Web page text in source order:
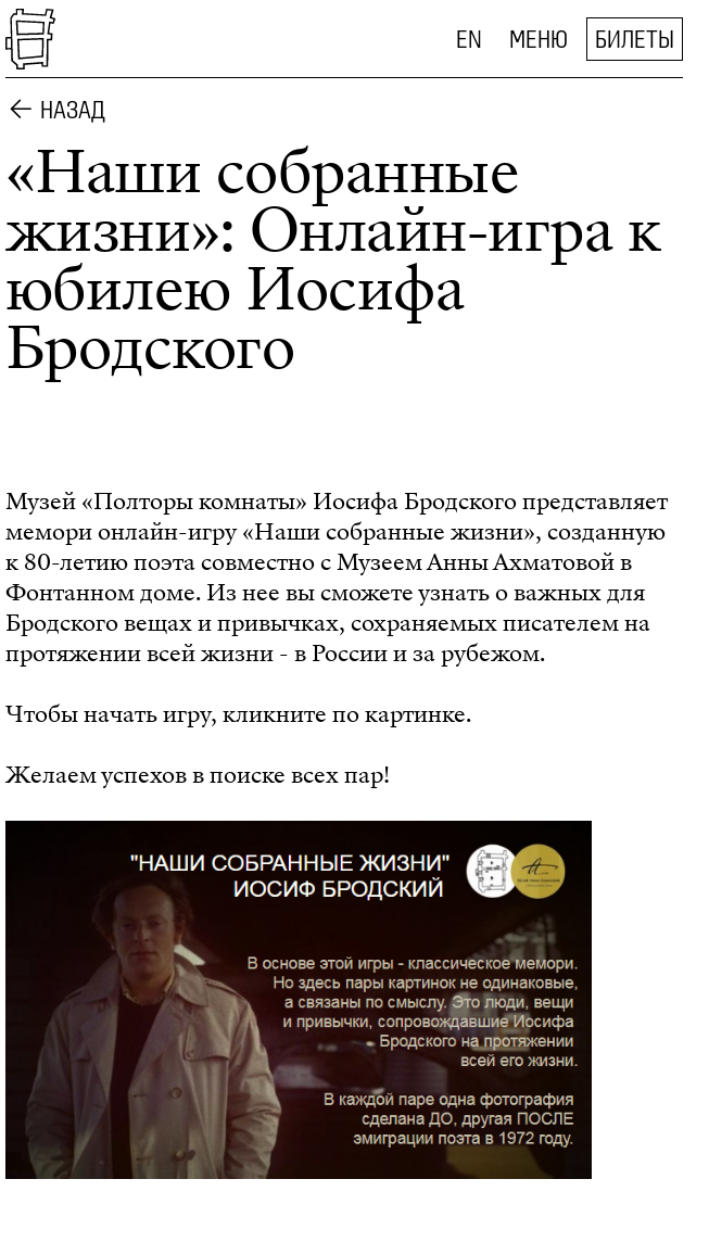
EN МЕНЮ БИЛЕТЫ
НАЗАД
«Наши собранные
жизни»: Онлайн-игра к
юбилею Иосифа
Бродского
Музей «Полторы комнаты» Иосифа Бродского представляет
мемори онлайн-игру «Наши собранные жизни», созданную
к 80-летию поэта совместно с Музеем Анны Ахматовой в
Фонтанном доме. Из нее вы сможете узнать о важных для
Бродского вещах и привычках, сохраняемых писателем на
протяжении всей жизни - в России и за рубежом.
Чтобы начать игру, кликните по картинке.
Желаем успехов в поиске всех пар!